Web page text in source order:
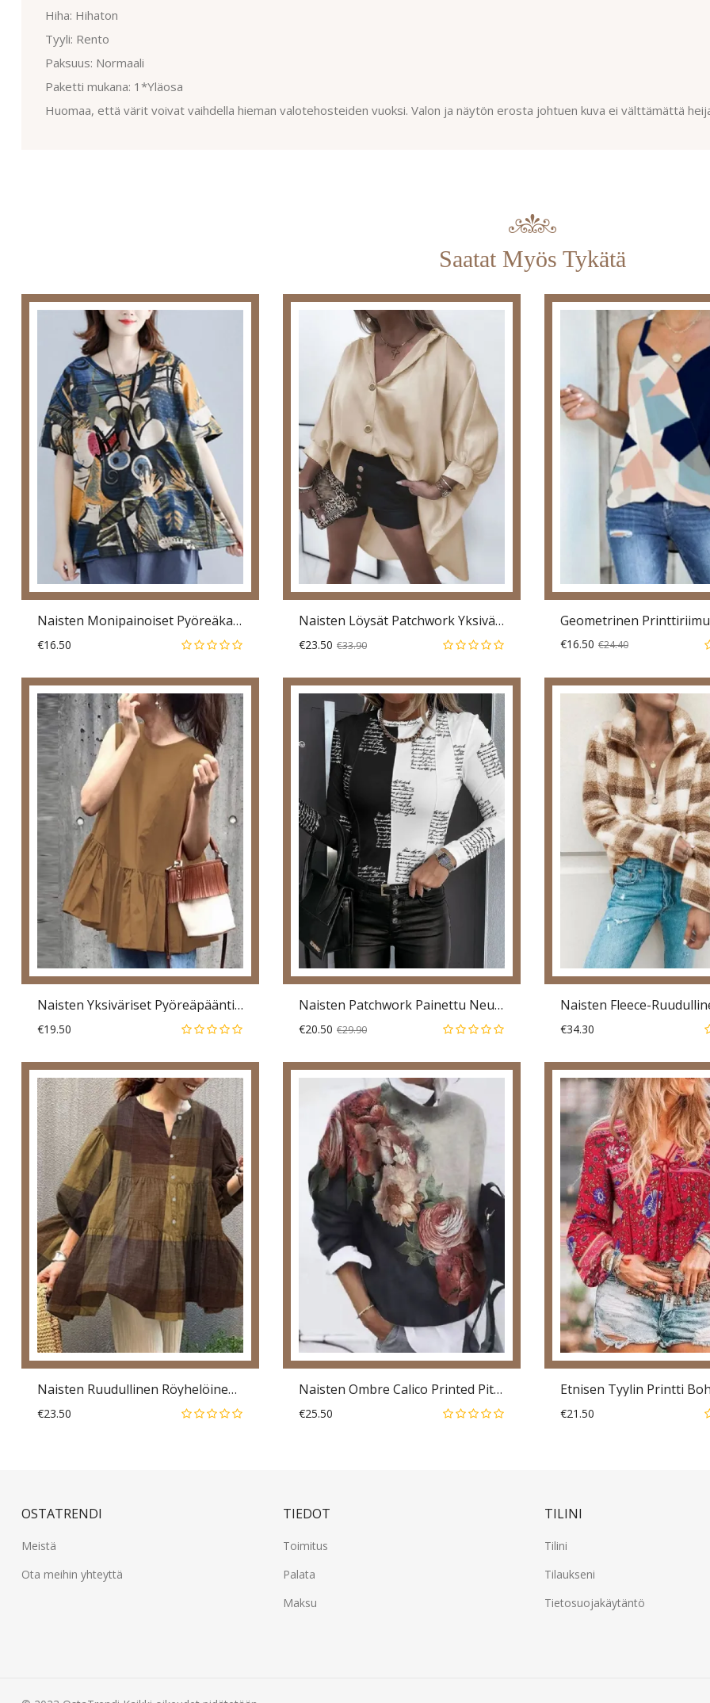
Hiha: Hihaton
Tyyli: Rento
Paksuus: Normaali
Paketti mukana: 1*Yläosa
Huomaa, että värit voivat vaihdella hieman valotehosteiden vuoksi. Valon ja näytön erosta johtuen kuva ei välttämättä
Saatat Myös Tykätä
Naisten Monipainoiset Pyöreäkaula-Aukoiset Puolihihaiset Vapaat Puserot
€16.50
Naisten Löysät Patchwork Yksiväriset Napit Polvipituiset Vapaa-Ajan Paidat
€23.50 €33.90 €16.50 €24.40
Naisten Yksiväriset Pyöreäpääntie Röyhelöhelma Rento Hihattomat Puserot
€19.50
Naisten Patchwork Painettu Neulottu Värilohko O-Pääntie Casual Paidat
€20.50 €29.90 €34.30
Naisten Ruudullinen Röyhelöinen Puolihihainen Löysä Rento Pusero
€23.50
Naisten Ombre Calico Printed Pitkähihainen O-Pääntie Rento Collegepaita
€25.50 €21.50
OSTATRENDI
Meistä
Ota meihin yhteyttä
TIEDOT
Toimitus
Palata
Maksu
TILINI
Tilini
Tilaukseni
Tietosuojakäytäntö